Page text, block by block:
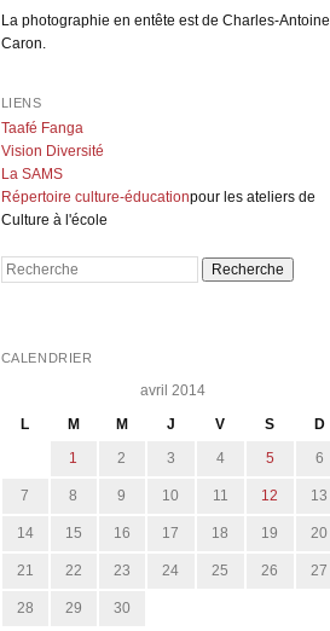
La photographie en entête est de Charles-Antoine
Caron.
LIENS
Taafé Fanga
Vision Diversité
La SAMS
Répertoire culture-éducationpour les ateliers de
Culture à l'école
Recherche
CALENDRIER
avril 2014
L
M M J V S
D
1
2 3 4 5 6
7 8 9 10 11 12 13
14 15 16 17 18 19 20
21 22 23 24 25 26 27
28 29 30